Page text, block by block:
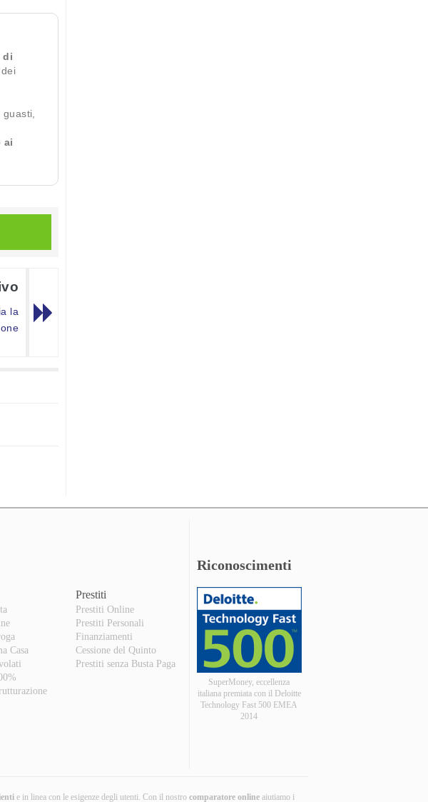
di
guasti,
ai
la
Casa
Prestiti
Prestiti Online
Prestiti Personali
Finanziamenti
Cessione del Quinto
Prestiti senza Busta Paga
Riconoscimenti
SuperMoney, eccellenza
italiana premiata con il Deloitte
Technology Fast 500 EMEA
2014
e in linea con le esigenze degli utenti. Con il nostro comparatore online aiutiamo i